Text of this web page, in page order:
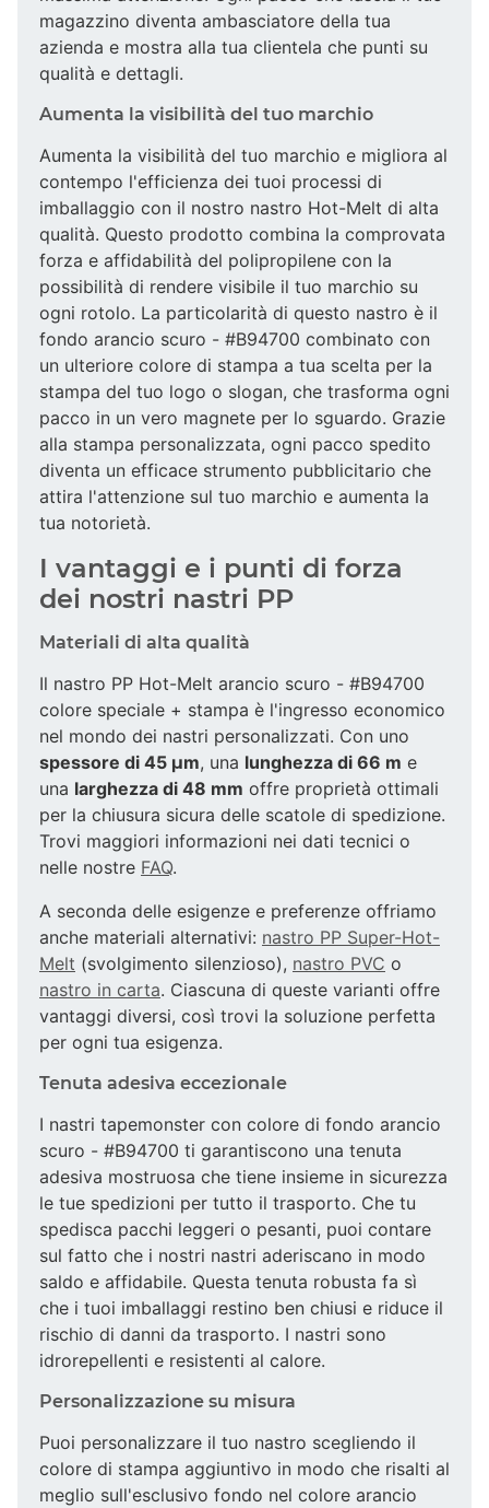
magazzino diventa ambasciatore della tua
azienda e mostra alla tua clientela che punti su
qualità e dettagli.
Aumenta la visibilità del tuo marchio
Aumenta la visibilità del tuo marchio e migliora al
contempo l'efficienza dei tuoi processi di
imballaggio con il nostro nastro Hot-Melt di alta
qualità. Questo prodotto combina la comprovata
forza e affidabilità del polipropilene con la
possibilità di rendere visibile il tuo marchio su
ogni rotolo. La particolarità di questo nastro è il
fondo arancio scuro - #B94700 combinato con
un ulteriore colore di stampa a tua scelta per la
stampa del tuo logo o slogan, che trasforma ogni
pacco in un vero magnete per lo sguardo. Grazie
alla stampa personalizzata, ogni pacco spedito
diventa un efficace strumento pubblicitario che
attira l'attenzione sul tuo marchio e aumenta la
tua notorietà.
I vantaggi e i punti di forza
dei nostri nastri PP
Materiali di alta qualità
Il nastro PP Hot-Melt arancio scuro - #B94700
colore speciale + stampa è l'ingresso economico
nel mondo dei nastri personalizzati. Con uno
spessore di 45 µm, una lunghezza di 66 m e
una larghezza di 48 mm offre proprietà ottimali
per la chiusura sicura delle scatole di spedizione.
Trovi maggiori informazioni nei dati tecnici o
nelle nostre FAQ.
A seconda delle esigenze e preferenze offriamo
anche materiali alternativi: nastro PP Super-Hot-
Melt (svolgimento silenzioso), nastro PVC o
nastro in carta. Ciascuna di queste varianti offre
vantaggi diversi, così trovi la soluzione perfetta
per ogni tua esigenza.
Tenuta adesiva eccezionale
I nastri tapemonster con colore di fondo arancio
scuro - #B94700 ti garantiscono una tenuta
adesiva mostruosa che tiene insieme in sicurezza
le tue spedizioni per tutto il trasporto. Che tu
spedisca pacchi leggeri o pesanti, puoi contare
sul fatto che i nostri nastri aderiscano in modo
saldo e affidabile. Questa tenuta robusta fa sì
che i tuoi imballaggi restino ben chiusi e riduce il
rischio di danni da trasporto. I nastri sono
idrorepellenti e resistenti al calore.
Personalizzazione su misura
Puoi personalizzare il tuo nastro scegliendo il
colore di stampa aggiuntivo in modo che risalti al
meglio sull'esclusivo fondo nel colore arancio